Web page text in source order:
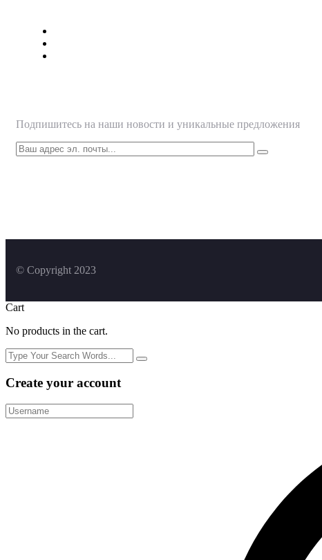
Подпишитесь на наши новости и уникальные предложения
© Copyright 2023
Cart
No products in the cart.
Create your account